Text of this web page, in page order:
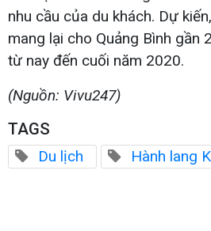
nhu cầu của du khách. Dự
mang lại cho Quảng Bình gần
từ nay đến cuối năm 2020.
(Nguồn: Vivu247)
TAGS
Du lịch Hành lang